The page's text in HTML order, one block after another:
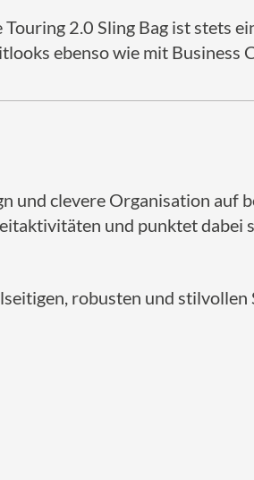
2.0 Sling Bag ist stets
ebenso wie mit Business
und clevere Organisation auf
und punktet dabei
robusten und stilvollen